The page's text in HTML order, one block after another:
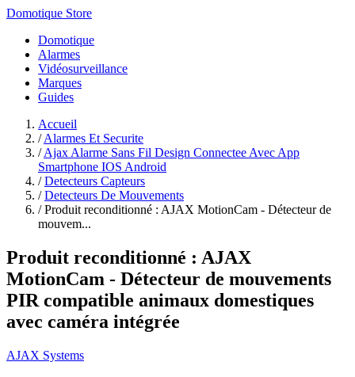
Domotique Store
Domotique
Alarmes
Vidéosurveillance
Marques
Guides
Accueil
/ Alarmes Et Securite
/ Ajax Alarme Sans Fil Design Connectee Avec App
Smartphone IOS Android
/ Detecteurs Capteurs
/ Detecteurs De Mouvements
/ Produit reconditionné : AJAX MotionCam - Détecteur de
mouvem...
Produit reconditionné : AJAX
MotionCam - Détecteur de mouvements
PIR compatible animaux domestiques
avec caméra intégrée
AJAX Systems